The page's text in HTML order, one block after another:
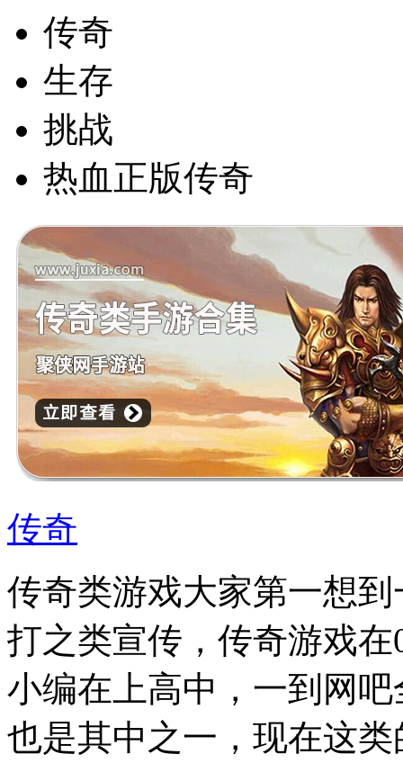
传奇
生存
挑战
热血正版传奇
传奇
传奇类游戏大家第一想
打之类宣传，传奇游戏
小编在上高中，一到网
也是其中之一，现在这